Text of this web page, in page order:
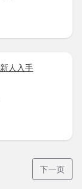
新人入手
下一页